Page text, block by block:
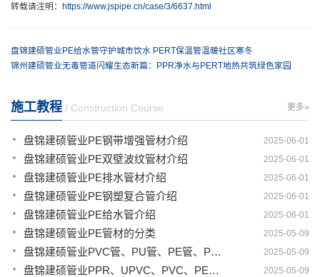
转载请注明： https://www.jspipe.cn/case/3/6637.html
盘锦建硕管业PE给水管守护城市饮水 PERT保温管温暖社区寒冬
锦州建硕管业无毒管道闪耀生态新篇：PPR净水与PERT地热共筑绿色家园
更多»
施工教程 / Construction Course
2025-06-01
盘锦建硕管业PE钢带增强管材介绍
2025-06-01
盘锦建硕管业PE双壁波纹管材介绍
2025-06-01
盘锦建硕管业PE排水管材介绍
2025-06-01
盘锦建硕管业PE钢塑复合管介绍
2025-06-01
盘锦建硕管业PE给水管介绍
2025-05-09
盘锦建硕管业PE管材的分类
2025-05-09
盘锦建硕管业PVC管、PU管、PE管、PP管有那些区别
2025-05-09
盘锦建硕管业PPR、UPVC、PVC、PERT、PE、HDPE塑料管材详解